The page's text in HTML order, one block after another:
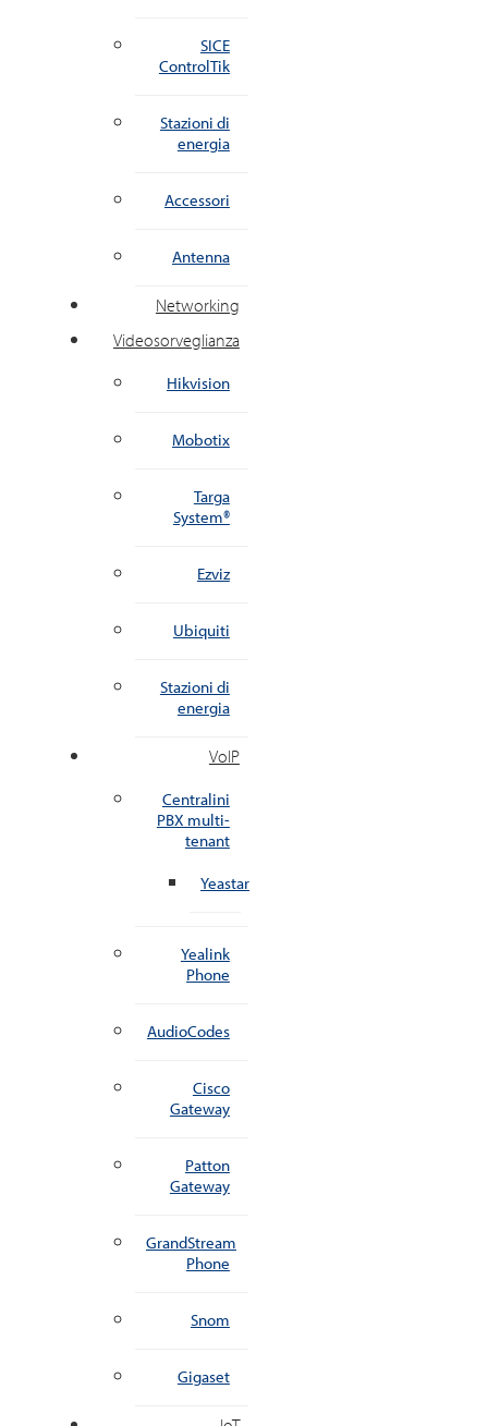
SICE
ControlTik
Stazioni di
energia
Accessori
Antenna
Networking
Videosorveglianza
Hikvision
Mobotix
Targa
System®
Ezviz
Ubiquiti
Stazioni di
energia
VoIP
Centralini
PBX multi-
tenant
Yeastar
Yealink
Phone
AudioCodes
Cisco
Gateway
Patton
Gateway
GrandStream
Phone
Snom
Gigaset